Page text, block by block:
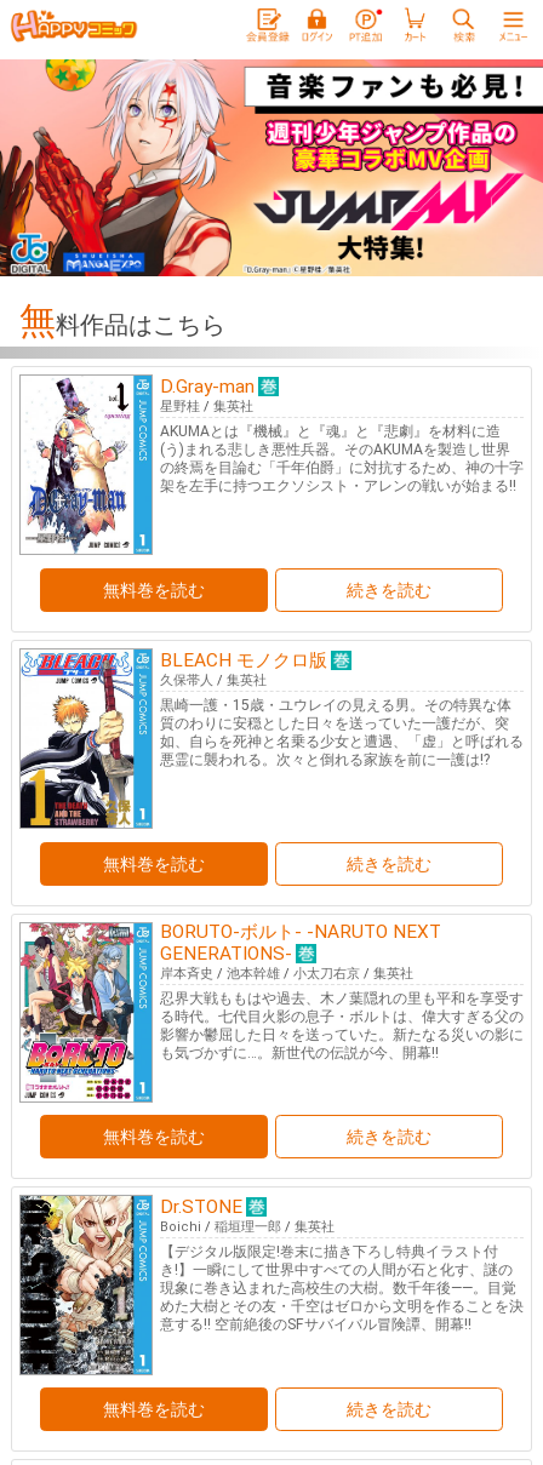
無料作品はこちら
D.Gray-man
星野桂 / 集英社
AKUMAとは『機械』と『魂』と『悲劇』を材料に造
(う)まれる悲しき悪性兵器。そのAKUMAを製造し世界
の終焉を目論む「千年伯爵」に対抗するため、神の十字
架を左手に持つエクソシスト・アレンの戦いが始まる!!
無料巻を読む 続きを読む
BLEACH モノクロ版
久保帯人 / 集英社
黒崎一護・15歳・ユウレイの見える男。その特異な体
質のわりに安穏とした日々を送っていた一護だが、突
如、自らを死神と名乗る少女と遭遇、「虚」と呼ばれる
悪霊に襲われる。次々と倒れる家族を前に一護は!?
無料巻を読む 続きを読む
BORUTO-ボルト- -NARUTO NEXT
GENERATIONS-
岸本斉史 / 池本幹雄 / 小太刀右京 / 集英社
忍界大戦ももはや過去、木ノ葉隠れの里も平和を享受す
る時代。七代目火影の息子・ボルトは、偉大すぎる父の
影響か鬱屈した日々を送っていた。新たなる災いの影に
も気づかずに…。新世代の伝説が今、開幕!!
無料巻を読む 続きを読む
Dr.STONE
Boichi / 稲垣理一郎 / 集英社
【デジタル版限定!巻末に描き下ろし特典イラスト付
き!】一瞬にして世界中すべての人間が石と化す、謎の
現象に巻き込まれた高校生の大樹。数千年後――。目覚
めた大樹とその友・千空はゼロから文明を作ることを決
意する!! 空前絶後のSFサバイバル冒険譚、開幕!!
無料巻を読む 続きを読む